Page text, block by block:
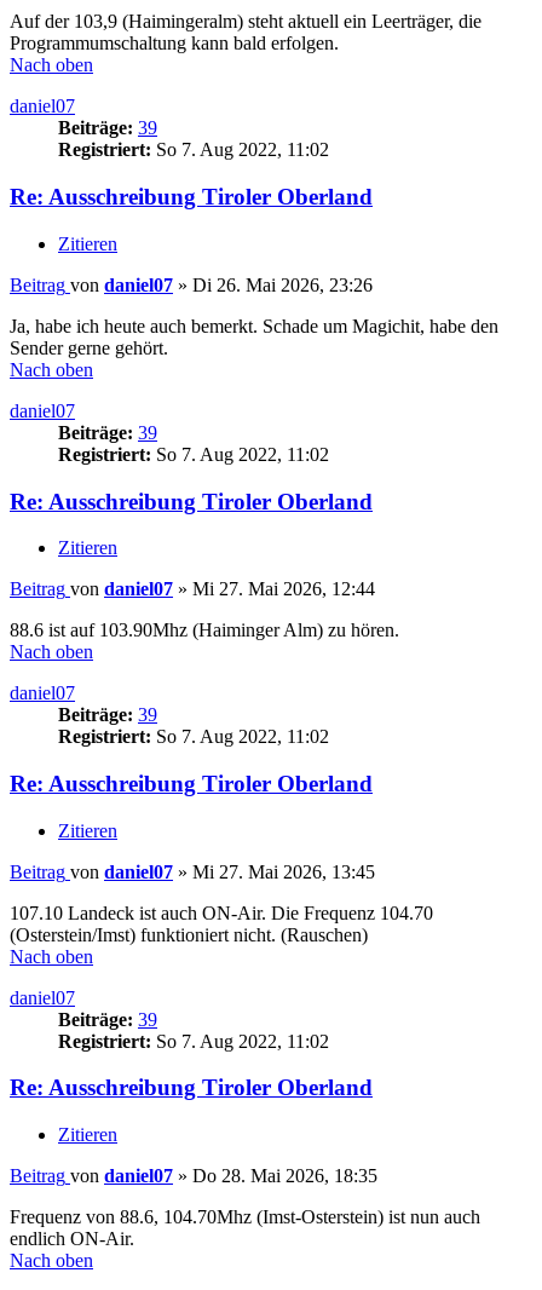
Auf der 103,9 (Haimingeralm) steht aktuell ein Leerträger, die
Programmumschaltung kann bald erfolgen.
Nach oben
daniel07
Beiträge: 39
Registriert: So 7. Aug 2022, 11:02
Re: Ausschreibung Tiroler Oberland
Zitieren
Beitrag von daniel07 » Di 26. Mai 2026, 23:26
Ja, habe ich heute auch bemerkt. Schade um Magichit, habe den
Sender gerne gehört.
Nach oben
daniel07
Beiträge: 39
Registriert: So 7. Aug 2022, 11:02
Re: Ausschreibung Tiroler Oberland
Zitieren
Beitrag von daniel07 » Mi 27. Mai 2026, 12:44
88.6 ist auf 103.90Mhz (Haiminger Alm) zu hören.
Nach oben
daniel07
Beiträge: 39
Registriert: So 7. Aug 2022, 11:02
Re: Ausschreibung Tiroler Oberland
Zitieren
Beitrag von daniel07 » Mi 27. Mai 2026, 13:45
107.10 Landeck ist auch ON-Air. Die Frequenz 104.70
(Osterstein/Imst) funktioniert nicht. (Rauschen)
Nach oben
daniel07
Beiträge: 39
Registriert: So 7. Aug 2022, 11:02
Re: Ausschreibung Tiroler Oberland
Zitieren
Beitrag von daniel07 » Do 28. Mai 2026, 18:35
Frequenz von 88.6, 104.70Mhz (Imst-Osterstein) ist nun auch
endlich ON-Air.
Nach oben